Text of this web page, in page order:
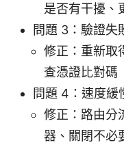
是否有干擾、
問題 3：驗證失
修正：重新取
查憑證比對碼
問題 4：速度緩
修正：路由分
器、關閉不必